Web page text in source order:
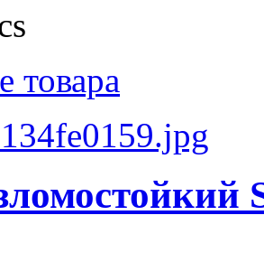
товара